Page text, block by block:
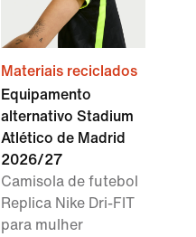
Materiais reciclados
Equipamento
alternativo Stadium
Atlético de Madrid
2026/27
Camisola de futebol
Replica Nike Dri-FIT
para mulher